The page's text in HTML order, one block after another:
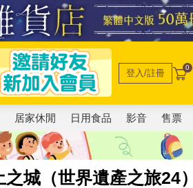
登入/註冊 0
居家休閒 日用食品 影音 售票
城（世界遺產之旅24）